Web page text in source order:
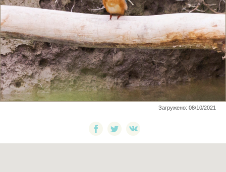
Загружено: 08/10/2021